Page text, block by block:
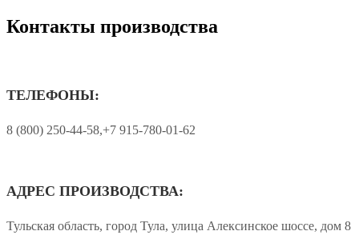
Контакты производства
ТЕЛЕФОНЫ:
8 (800) 250-44-58,+7 915-780-01-62
АДРЕС ПРОИЗВОДСТВА:
Тульская область, город Тула, улица Алексинское шоссе, дом 8